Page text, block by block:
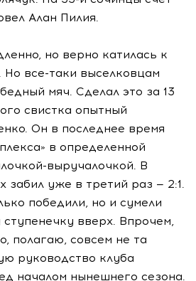
Алан Пилия.
но верно катилась к
Но все-таки выселковцам
мяч. Сделал это за 13
свистка опытный
Он в последнее время
в определенной
выручалочкой. В
забил уже в третий раз — 2:1.
победили, но и сумели
ступенечку вверх. Впрочем,
полагаю, совсем не та
руководство клуба
началом нынешнего сезона.